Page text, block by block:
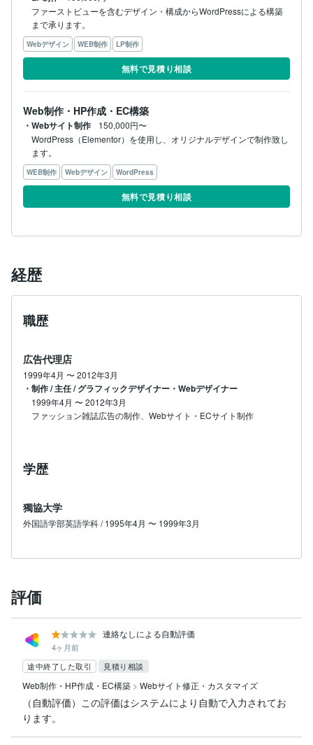
ファーストビューを含むデザイン・構成からWordPressによる構築
まで承ります。
Webデザイン WEB制作 LP制作
無料で見積り相談
Web制作・HP作成・EC構築
・Webサイト制作
150,000円〜
WordPress（Elementor）を使用し、オリジナルデザインで制作致し
ます。
WEB制作 Webデザイン WordPress
無料で見積り相談
経歴
職歴
広告代理店
1999年4月 〜2012年3月
・制作 / 主任 / グラフィックデザイナー・Webデザイナー
1999年4月 〜2012年3月
ファッション雑誌広告の制作、Webサイト・ECサイト制作
学歴
獨協大学
外国語学部英語学科 / 1995年4月 〜 1999年3月
評価
連絡なしによる自動評価
4ヶ月前
途中終了した取引
見積り相談
Web制作・HP作成・EC構築 > Webサイト修正・カスタマイズ
（自動評価）この評価はシステムにより自動で入力されてお
ります。